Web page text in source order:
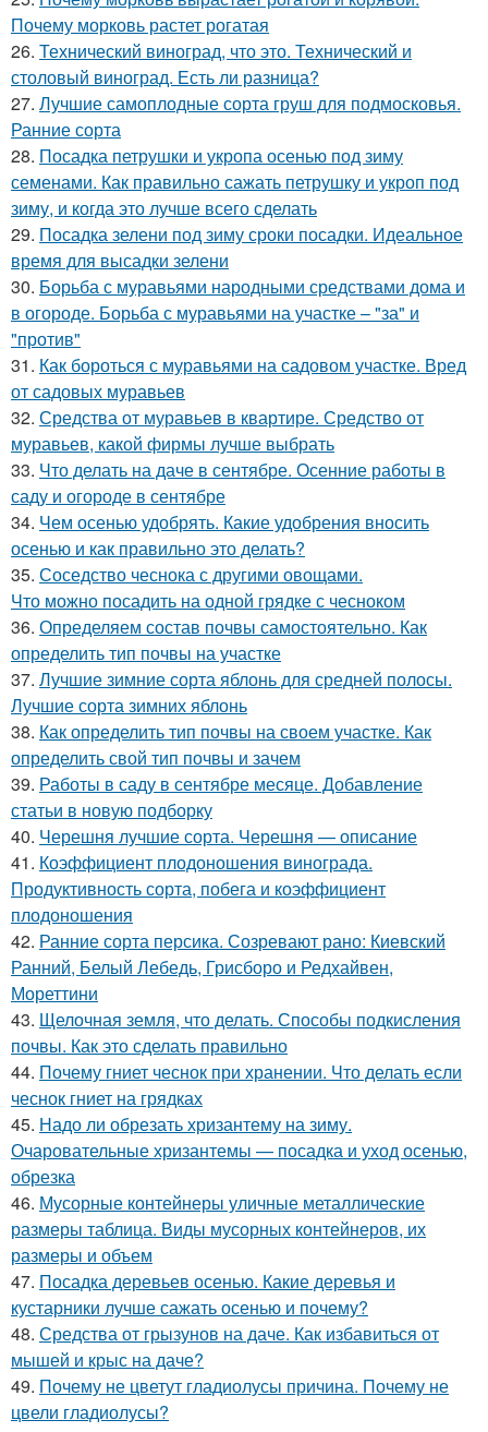
Почему морковь растет рогатая
26. Технический виноград, что это. Технический и
столовый виноград. Есть ли разница?
27. Лучшие самоплодные сорта груш для подмосковья.
Ранние сорта
28. Посадка петрушки и укропа осенью под зиму
семенами. Как правильно сажать петрушку и укроп под
зиму, и когда это лучше всего сделать
29. Посадка зелени под зиму сроки посадки. Идеальное
время для высадки зелени
30. Борьба с муравьями народными средствами дома и
в огороде. Борьба с муравьями на участке – "за" и
"против"
31. Как бороться с муравьями на садовом участке. Вред
от садовых муравьев
32. Средства от муравьев в квартире. Средство от
муравьев, какой фирмы лучше выбрать
33. Что делать на даче в сентябре. Осенние работы в
саду и огороде в сентябре
34. Чем осенью удобрять. Какие удобрения вносить
осенью и как правильно это делать?
35. Соседство чеснока с другими овощами.
Что можно посадить на одной грядке с чесноком
36. Определяем состав почвы самостоятельно. Как
определить тип почвы на участке
37. Лучшие зимние сорта яблонь для средней полосы.
Лучшие сорта зимних яблонь
38. Как определить тип почвы на своем участке. Как
определить свой тип почвы и зачем
39. Работы в саду в сентябре месяце. Добавление
статьи в новую подборку
40. Черешня лучшие сорта. Черешня — описание
41. Коэффициент плодоношения винограда.
Продуктивность сорта, побега и коэффициент
плодоношения
42. Ранние сорта персика. Созревают рано: Киевский
Ранний, Белый Лебедь, Грисборо и Редхайвен,
Мореттини
43. Щелочная земля, что делать. Способы подкисления
почвы. Как это сделать правильно
44. Почему гниет чеснок при хранении. Что делать если
чеснок гниет на грядках
45. Надо ли обрезать хризантему на зиму.
Очаровательные хризантемы — посадка и уход осенью,
обрезка
46. Мусорные контейнеры уличные металлические
размеры таблица. Виды мусорных контейнеров, их
размеры и объем
47. Посадка деревьев осенью. Какие деревья и
кустарники лучше сажать осенью и почему?
48. Средства от грызунов на даче. Как избавиться от
мышей и крыс на даче?
49. Почему не цветут гладиолусы причина. Почему не
цвели гладиолусы?